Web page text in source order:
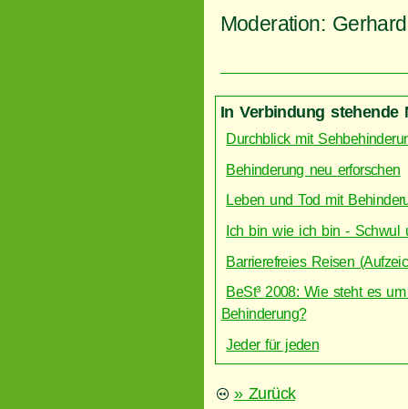
Moderation:
In Verbindung stehende
Durchblick mit
Behinderung neu erforschen
Leben und Tod mit
Ich bin wie ich bin - Schwul
Barrierefreies Reisen
BeSt³ 2008: Wie steht es
Behinderung?
Jeder für jeden
» Zurück